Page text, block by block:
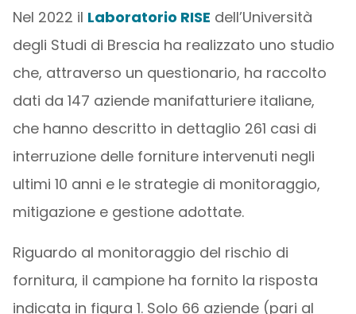
Nel 2022 il Laboratorio RISE dell’Università
degli Studi di Brescia ha realizzato uno studio
che, attraverso un questionario, ha raccolto
dati da 147 aziende manifatturiere italiane,
che hanno descritto in dettaglio 261 casi di
interruzione delle forniture intervenuti negli
ultimi 10 anni e le strategie di monitoraggio,
mitigazione e gestione adottate.
Riguardo al monitoraggio del rischio di
fornitura, il campione ha fornito la risposta
indicata in figura 1. Solo 66 aziende (pari al